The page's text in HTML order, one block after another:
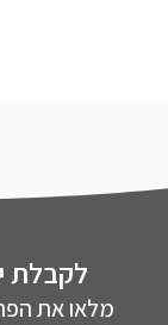
לקבלת
מלאו את